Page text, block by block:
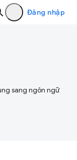
Đăng nhập
sang ngôn ngữ